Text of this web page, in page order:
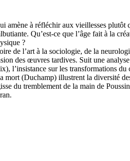
à réfléchir aux vieillesses
Qu’est-ce que l’âge fait à la
?
de l’art à la sociologie, de la
des œuvres tardives. Suit une
l’insistance sur les transformations
(Duchamp) illustrent la diversité
du tremblement de la main de